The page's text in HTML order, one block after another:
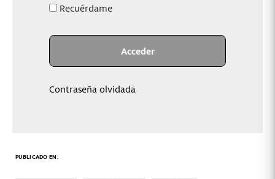
Recuérdame
Contraseña olvidada
PUBLICADO EN: